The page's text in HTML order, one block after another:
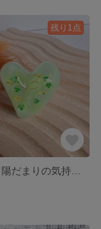
残り1点